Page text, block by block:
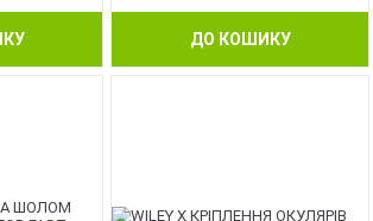
ДО КОШИКУ